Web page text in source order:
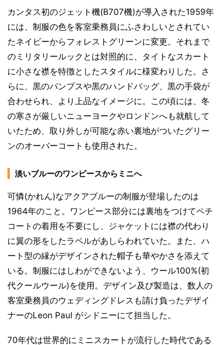
カンタス初のジェット機(B707機)が導入された1959年
には、制服の色を客室乗務員にふさわしいとされてい
たネイビーからフォレストグリーンに変更。それまで
のミリタリールックとは対照的に、タイトなスカート
に小さな襟を特徴としたスタイルに様変わりした。さ
らに、黒のパンプスや黒のハンドバッグ、黒の手袋が
合わせられ、より上品なイメージに。この頃には、冬
の寒さが厳しいニューヨークやロンドンへも就航して
いたため、取り外しが可能な赤い裏地がついたグリー
ンのオーバーコートも使用された。
淡いブルーのワンピースからミニへ
可憐(かれん)なアクアブルーの制服が登場したのは
1964年のこと。ワンピース部分には裏地をつけてペチ
コートの着用を不要にし、ジャケットには襟の代わり
に翼の形をしたラペルがあしらわれていた。また、ハ
ート型の縁がデザインされた帽子も華やかさを添えて
いる。制服にはしわができないよう、ウール100%(初
代クールウール)を使用。デザイン及び製造は、数人の
客室乗務員のウェディングドレスも請け負ったデザイ
ナーのLeon Paul がシドニーにて担当した。
70年代は世界的にミニスカートが流行した時代である